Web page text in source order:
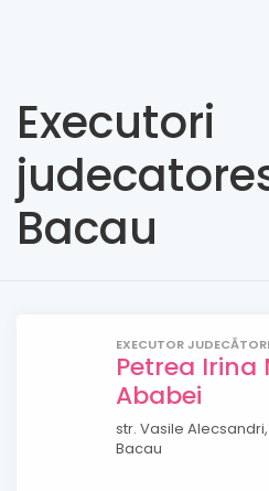
Executori
Bacau
EXECUTOR
Petrea Irina
Ababei
str. Vasile Alecsandri,
Bacau